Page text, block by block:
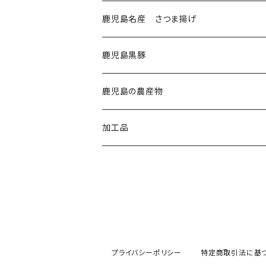
鹿児島名産 さつま揚げ
鹿児島黒豚
鹿児島の農産物
加工品
プライバシーポリシー 特定商取引法に基